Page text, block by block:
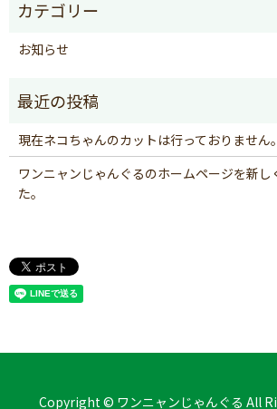
お知らせ
現在ネコちゃんのカットは行っておりません
ワンニャンじゃんぐるのホームページを新し
た。
Copyright © ワンニャンじゃんぐる All